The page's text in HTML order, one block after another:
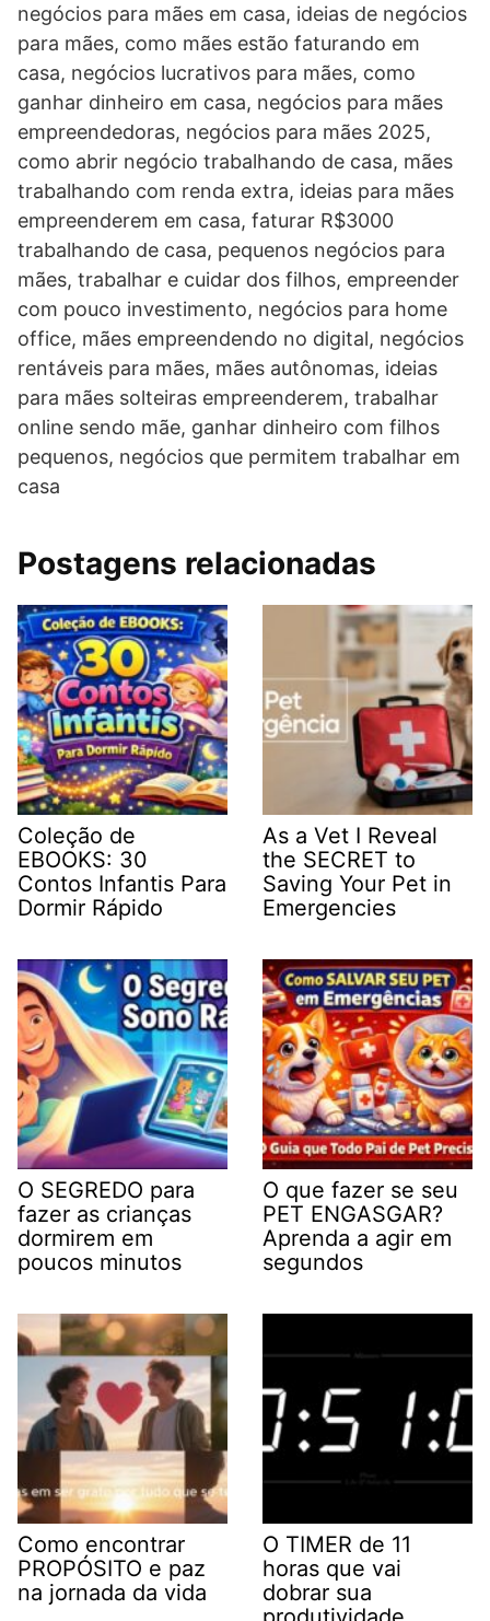
negócios para mães em casa, ideias de negócios
para mães, como mães estão faturando em
casa, negócios lucrativos para mães, como
ganhar dinheiro em casa, negócios para mães
empreendedoras, negócios para mães 2025,
como abrir negócio trabalhando de casa, mães
trabalhando com renda extra, ideias para mães
empreenderem em casa, faturar R$3000
trabalhando de casa, pequenos negócios para
mães, trabalhar e cuidar dos filhos, empreender
com pouco investimento, negócios para home
office, mães empreendendo no digital, negócios
rentáveis para mães, mães autônomas, ideias
para mães solteiras empreenderem, trabalhar
online sendo mãe, ganhar dinheiro com filhos
pequenos, negócios que permitem trabalhar em
casa
Postagens relacionadas
Coleção de
EBOOKS: 30
Contos Infantis Para
Dormir Rápido
As a Vet I Reveal
the SECRET to
Saving Your Pet in
Emergencies
O SEGREDO para
fazer as crianças
dormirem em
poucos minutos
O que fazer se seu
PET ENGASGAR?
Aprenda a agir em
segundos
Como encontrar
PROPÓSITO e paz
na jornada da vida
O TIMER de 11
horas que vai
dobrar sua